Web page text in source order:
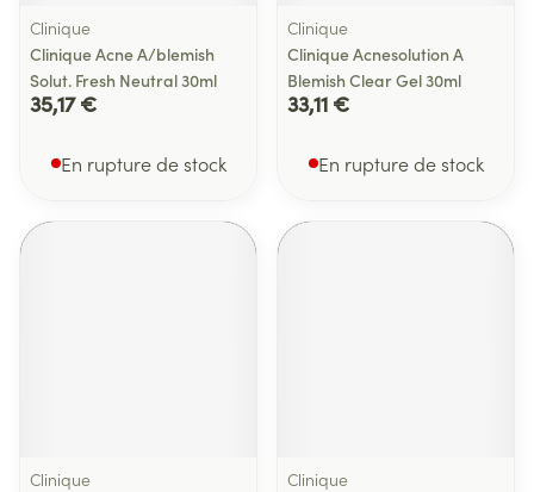
Clinique
Clinique Acne A/blemish
Solut. Fresh Neutral 30ml
35,17 €
En rupture de stock
Clinique
Clinique Acnesolution A
Blemish Clear Gel 30ml
33,11 €
En rupture de stock
Clinique
Clinique